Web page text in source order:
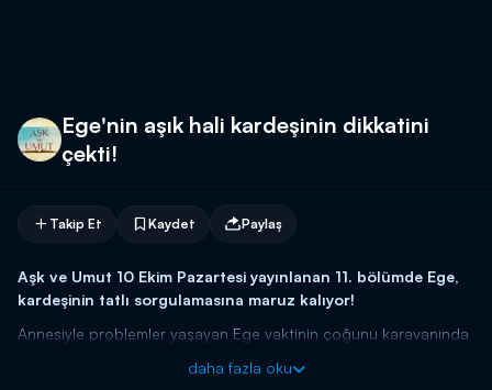
Ege'nin aşık hali kardeşinin dikkatini
çekti!
Takip Et Kaydet Paylaş
Aşk ve Umut 10 Ekim Pazartesi yayınlanan 11. bölümde Ege,
kardeşinin tatlı sorgulamasına maruz kalıyor!
Annesiyle problemler yaşayan Ege vaktinin çoğunu karavanında
kardeşini göndermiştir. Ege'nin düşünceli hali kardeşinin dikkatini
daha fazla oku